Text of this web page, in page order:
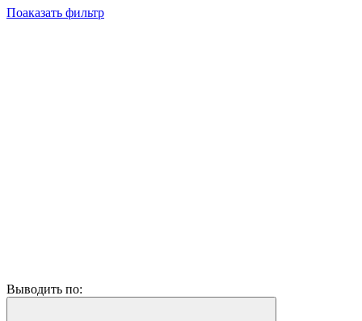
Поаказать фильтр
Выводить по: